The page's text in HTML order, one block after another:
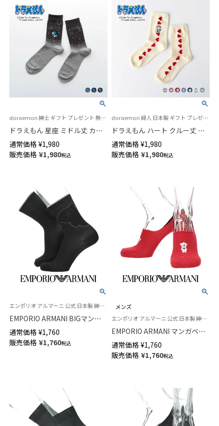
doraemon 紳士 ギフト プレゼント 無料ラッピング
ドラえもん 星座 ミドル丈 カジ
ュアル ソックス メンズ 日本製
02462112
通常価格 ¥1,980
販売価格 ¥1,980税込
doraemon 婦人 日本製 ギフト プレゼント 無料ラッピング
ドラえもん ハート クルー丈 カ
ジュアル ソックス レディース
03297115
通常価格 ¥1,980
販売価格 ¥1,980税込
エンポリオ アルマーニ 公式 日本製 紳士 靴下
EMPORIO ARMANI BIGマンガ
ベア ミドル丈 カジュアル ソッ
クス メンズ 02342407
通常価格 ¥1,760
販売価格 ¥1,760税込
メンズ
エンポリオ アルマーニ 公式 日本製 紳士 靴下
EMPORIO ARMANI マンガベア
刺繍 かかと滑り止め付き フッ
トカバー メンズ 02322371
通常価格 ¥1,760
販売価格 ¥1,760税込